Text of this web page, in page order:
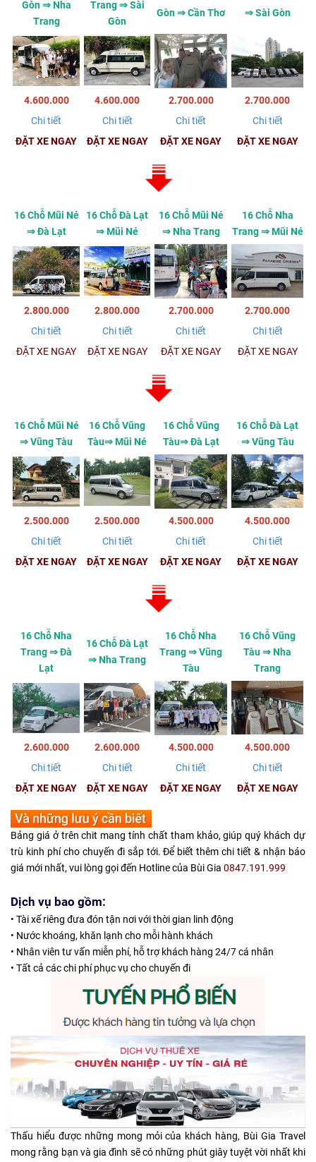
Gòn ⇒ Nha
Trang
Trang ⇒ Sài
Gòn
Gòn ⇒ Cần Thơ
⇒ Sài Gòn
4.600.000 4.600.000 2.700.000
2.700.000
Chi tiết
Chi tiết Chi tiết
Chi tiết
ĐẶT XE NGAY
ĐẶT XE NGAY ĐẶT XE NGAY ĐẶT XE NGAY
16 Chỗ Mũi Né
⇒ Đà Lạt
16 Chỗ Đà Lạt
⇒ Mũi Né
16 Chỗ Mũi Né
⇒ Nha Trang
16 Chỗ Nha
Trang ⇒ Mũi Né
2.800.000 2.800.000 2.700.000
2.700.000
Chi tiết
Chi tiết Chi tiết
Chi tiết
ĐẶT XE NGAY
ĐẶT XE NGAY ĐẶT XE NGAY ĐẶT XE NGAY
16 Chỗ Mũi Né
⇒ Vũng Tàu
16 Chỗ Vũng
Tàu⇒ Mũi Né
16 Chỗ Vũng
Tàu⇒ Đà Lạt
16 Chỗ Đà Lạt
⇒ Vũng Tàu
2.500.000 2.500.000 4.500.000
4.500.000
Chi tiết
Chi tiết Chi tiết
Chi tiết
ĐẶT XE NGAY
ĐẶT XE NGAY ĐẶT XE NGAY ĐẶT XE NGAY
16 Chỗ Nha
Trang ⇒ Đà
Lạt
16 Chỗ Đà Lạt
⇒ Nha Trang
16 Chỗ Nha
Trang ⇒ Vũng
Tàu
16 Chỗ Vũng
Tàu ⇒ Nha
Trang
2.600.000 2.600.000 4.500.000
4.500.000
Chi tiết
Chi tiết Chi tiết
Chi tiết
ĐẶT XE NGAY
ĐẶT XE NGAY ĐẶT XE NGAY ĐẶT XE NGAY
Bảng giá ở trên chit mang tính chất tham khảo, giúp quý khách dự
trù kinh phí cho chuyến đi sắp tới. Để biết thêm chi tiết & nhận báo
giá mới nhất, vui lòng gọi đến Hotline của Bùi Gia 0847.191.999
Dịch vụ bao gồm:
• Tài xế riêng đưa đón tận nơi với thời gian linh động
• Nước khoáng, khăn lạnh cho mỗi hành khách
• Nhân viên tư vấn miễn phí, hỗ trợ khách hàng 24/7 cá nhân
• Tất cả các chi phí phục vụ cho chuyến đi
Thấu hiểu được những mong mỏi của khách hàng, Bùi Gia Travel
mong rằng bạn và gia đình sẽ có những phút giây tuyệt vời nhất khi